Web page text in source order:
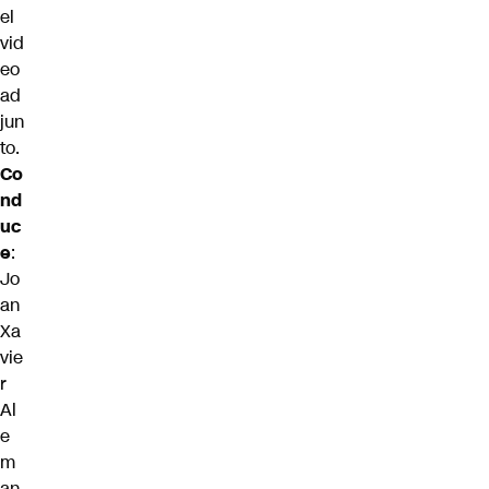
el
vid
eo
ad
jun
to.
Co
nd
uc
e:
Jo
an
Xa
vie
r
Al
e
m